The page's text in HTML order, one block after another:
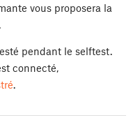
vous proposera la
pendant le selftest.
connecté,